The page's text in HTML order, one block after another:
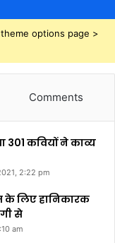
options page >
Comments
301 कवियों ने काव्य
2:22 pm
के लिए हानिकारक
से
am